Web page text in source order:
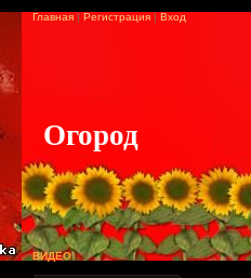
Главная | Регистрация | Вход
Огород
ВИДЕО